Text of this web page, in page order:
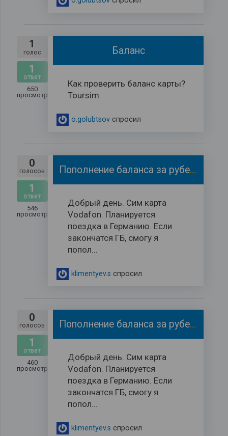
1
голос
1
ответ
650
просмотров
Баланс
Как проверить баланс карты?
Toursim
o.golubtsovспросил
0
голосов
1
ответ
546
просмотров
Пополнение баланса за рубежом.
Добрый день. Сим карта
Vodafon. Планируется
поездка в Германию. Если
закончатся ГБ, смогу я
попол...
klimentyev.s спросил
0
голосов
1
ответ
460
просмотров
Пополнение баланса за рубежом.
Добрый день. Сим карта
Vodafon. Планируется
поездка в Германию. Если
закончатся ГБ, смогу я
попол...
klimentyev.s спросил